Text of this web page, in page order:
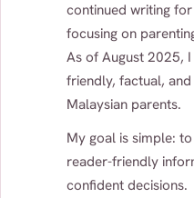
continued writing
focusing on
As of August 2025,
friendly, factual,
Malaysian parents.
My goal is simple:
reader-friendly
confident decisions.